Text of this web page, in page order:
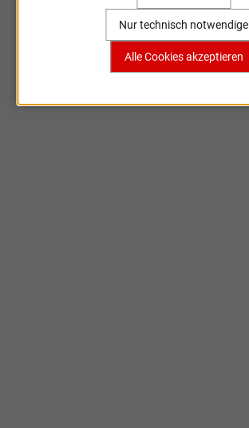
Nur technisch notwendige
Alle Cookies akzeptieren